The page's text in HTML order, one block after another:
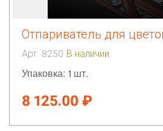
Отпариватель для
Арт. 8250 В наличии
Упаковка: 1 шт.
8 125.00 ₽